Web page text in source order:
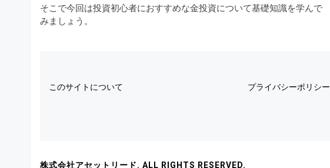
そこで今回は投資初心者におすすめな金投資について基礎知識を学んで
みましょう。
このサイトについて プライバシーポリシー
株式会社アセットリード. ALL RIGHTS RESERVED.